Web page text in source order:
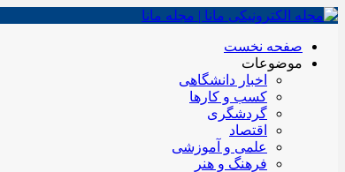
صفحه نخست
موضوعات
اخبار دانشگاهی
کسب و کارها
گردشگری
اقتصاد
علمی و آموزشی
فرهنگ و هنر